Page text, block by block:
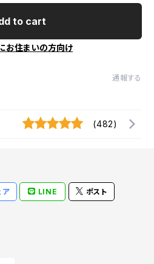
to cart
お住まいの方向け
通報する
(482)
ア LINE ポスト